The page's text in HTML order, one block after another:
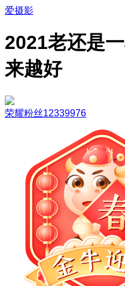
爱摄影
2021老还是
来越好
荣耀粉丝12339976